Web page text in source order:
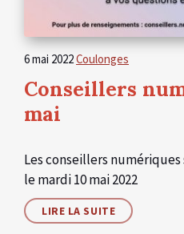
6 mai 2022Coulonges
Conseillers
mai
Les conseillers
le mardi 10 mai 2022
LIRE LA SUITE